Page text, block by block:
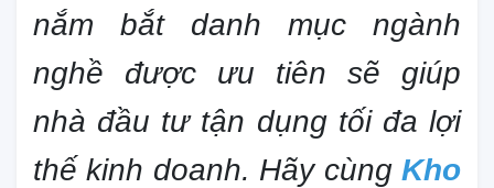
nắm bắt danh mục ngành
nghề được ưu tiên sẽ giúp
nhà đầu tư tận dụng tối đa lợi
thế kinh doanh. Hãy cùng Kho